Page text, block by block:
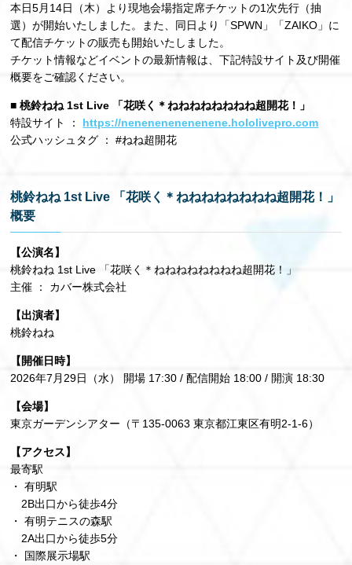
本日5月14日（木）より現地会場指定席チケットの1次先行（抽
選）が開始いたしました。また、同日より「SPWN」「ZAIKO」に
て配信チケットの販売も開始いたしました。
チケット情報などイベントの最新情報は、下記特設サイト及び開催
概要をご確認ください。
■ 桃鈴ねね 1st Live 「花咲く＊ねねねねねねねね超開花！」
特設サイト ： https://nenenenenenenene.hololivepro.com
公式ハッシュタグ ： #ねね超開花
桃鈴ねね 1st Live 「花咲く＊ねねねねねねねね超開花！」
概要
【公演名】
桃鈴ねね 1st Live 「花咲く＊ねねねねねねねね超開花！」
主催 ： カバー株式会社
【出演者】
桃鈴ねね
【開催日時】
2026年7月29日（水） 開場 17:30 / 配信開始 18:00 / 開演 18:30
【会場】
東京ガーデンシアター（〒135-0063 東京都江東区有明2-1-6）
【アクセス】
最寄駅
・ 有明駅
2B出口から徒歩4分
・ 有明テニスの森駅
2A出口から徒歩5分
・ 国際展示場駅